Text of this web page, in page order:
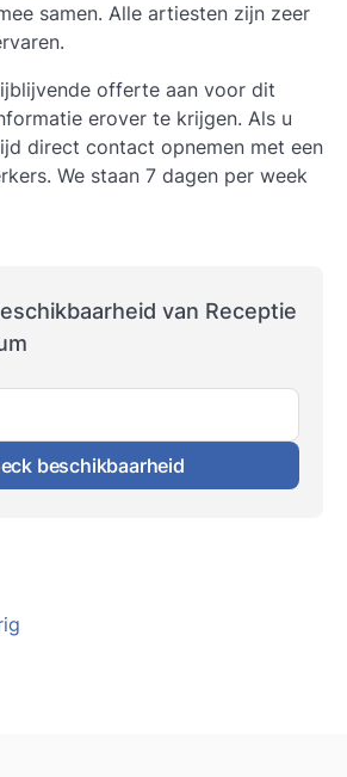
samen. Alle artiesten zijn zeer
offerte aan voor dit
erover te krijgen. Als u
direct contact opnemen met een
We staan 7 dagen per week
van Receptie
beschikbaarheid